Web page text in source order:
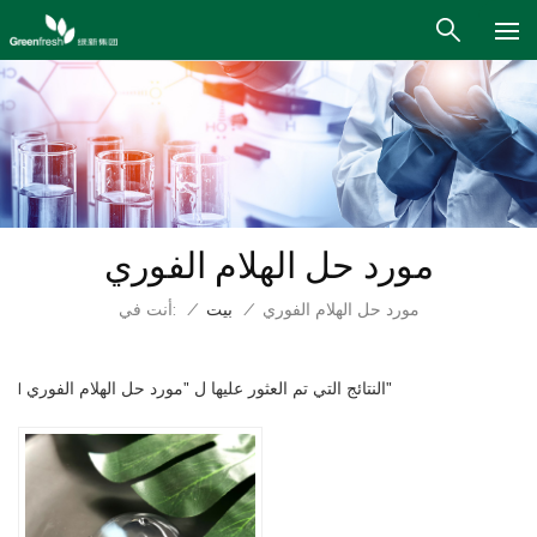
مورد حل الهلام الفوري
أنت في: / بيت / مورد حل الهلام الفوري
1 النتائج التي تم العثور عليها ل "مورد حل الهلام الفوري"